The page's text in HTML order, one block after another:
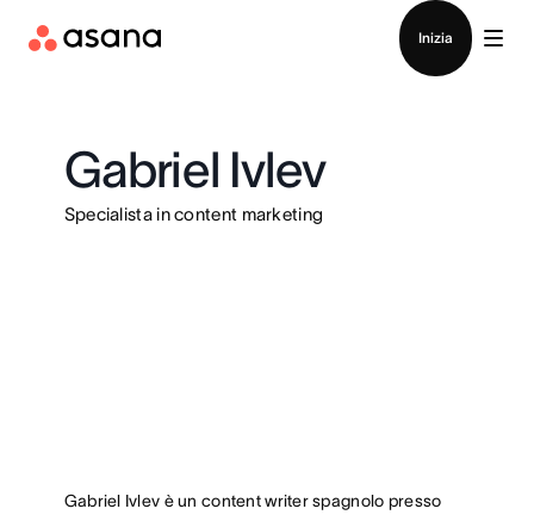
Inizia
Gabriel Ivlev
Specialista in content marketing
Gabriel Ivlev è un content writer spagnolo presso